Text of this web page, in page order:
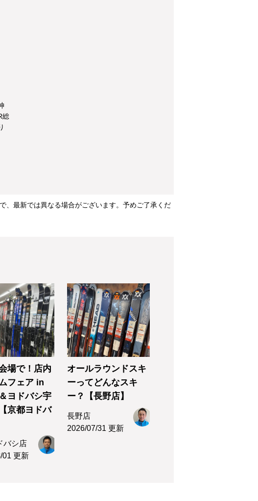
総
、最新では異なる場合がございます。予めご了承くだ
場で！店内
フェア in
ヨドバシ宇
京都ヨドバ
バシ店
01 更新
オールラウンドスキ
ーってどんなスキ
ー？【長野店】
長野店
2026/07/31 更新